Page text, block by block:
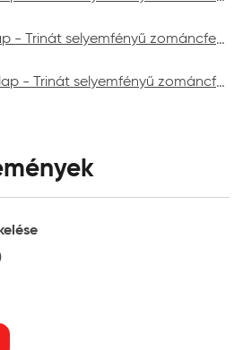
Trinát selyemfényű zománcfesték
selyemfényű zománcfesték 2023.02.